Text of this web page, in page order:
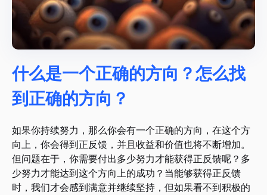
什么是一个正确的方向？怎么找
到正确的方向？
如果你持续努力，那么你会有一个正确的方向，在这个方
向上，你会得到正反馈，并且收益和价值也将不断增加。
但问题在于，你需要付出多少努力才能获得正反馈呢？多
少努力才能达到这个方向上的成功？当能够获得正反馈
时，我们才会感到满意并继续坚持，但如果看不到积极的